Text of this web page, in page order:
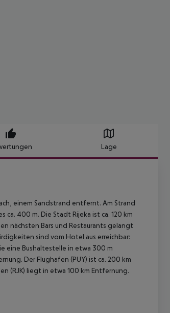
Lage
einem Sandstrand entfernt. Am Strand
400 m. Die Stadt Rijeka ist ca. 120 km
nächsten Bars und Restaurants gelangt
sind vom Hotel aus erreichbar:
eine Bushaltestelle in etwa 300 m
Der Flughafen (PUY) ist ca. 200 km
(RJK) liegt in etwa 100 km Entfernung.